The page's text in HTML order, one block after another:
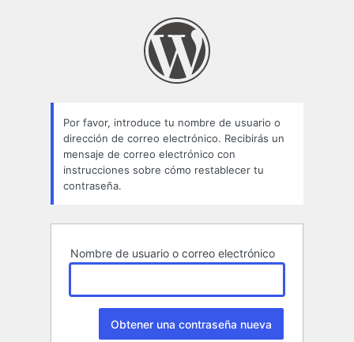
Por favor, introduce tu nombre de usuario o
dirección de correo electrónico. Recibirás un
mensaje de correo electrónico con
instrucciones sobre cómo restablecer tu
contraseña.
Nombre de usuario o correo electrónico